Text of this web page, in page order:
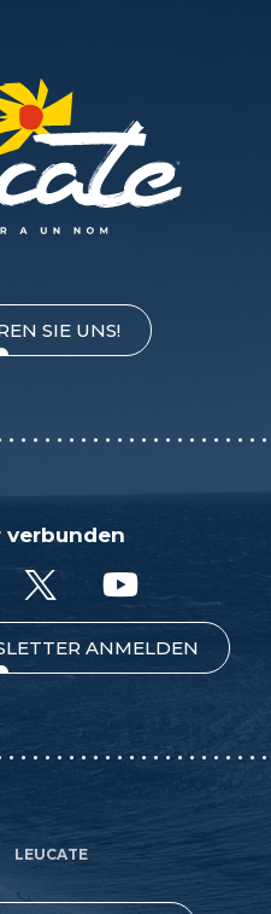
SIE UNS!
verbunden
ANMELDEN
LEUCATE